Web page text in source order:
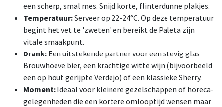
een scherp, smal mes. Snijd korte, flinterdunne plakjes.
Temperatuur:Serveer op 22-24°C. Op deze temperatuur
begint het vet te 'zweten' en bereikt de Paleta zijn
vitale smaakpunt.
Drank: Een uitstekende partner voor een stevig glas
Brouwhoeve bier, een krachtige witte wijn (bijvoorbeeld
een op hout gerijpte Verdejo) of een klassieke Sherry.
Moment: Ideaal voor kleinere gezelschappen of horeca-
gelegenheden die een kortere omlooptijd wensen maar